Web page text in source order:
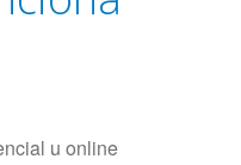
u online